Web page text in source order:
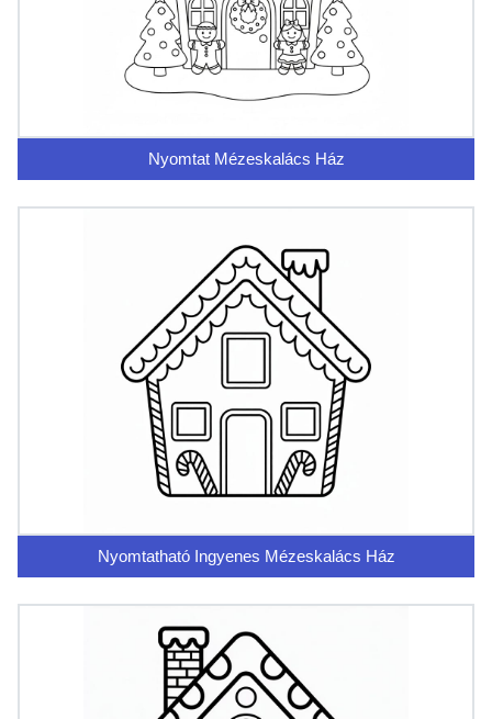
Nyomtat Mézeskalács Ház
Nyomtatható Ingyenes Mézeskalács Ház